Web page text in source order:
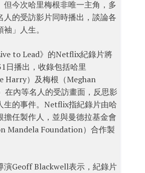
但今次哈里梅根非唯一主角，多
人的受訪影片同時播出，談論各
」人生。
to Lead》的Netflix紀錄片將
日播出，收錄包括哈里
Harry）及梅根（Meghan
在內等名人的受訪畫面，反思影
生的事件。Netflix指紀錄片由哈
擔任製作人，並與曼德拉基金會
Mandela Foundation）合作製
演Geoff Blackwell表示，紀錄片